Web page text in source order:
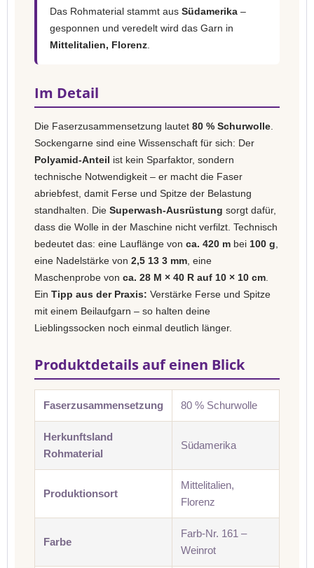
Das Rohmaterial stammt aus Südamerika –
gesponnen und veredelt wird das Garn in
Mittelitalien, Florenz
Im Detail
Die Faserzusammensetzung lautet 80 % Schurwolle
Sockengarne sind eine Wissenschaft für sich: Der
Polyamid-Anteil ist kein Sparfaktor, sondern
technische Notwendigkeit – er macht die Faser
abriebfest, damit Ferse und Spitze der Belastung
standhalten. Die Superwash-Ausrüstung sorgt dafür,
dass die Wolle in der Maschine nicht verfilzt. Technisch
bedeutet das: eine Lauflänge von ca. 420 m bei 100 g
eine Nadelstärke von 2,5 13 3 mm , eine
Maschenprobe von ca. 28 M × 40 R auf 10 × 10 cm
Ein Tipp aus der Praxis: Verstärke Ferse und Spitze
mit einem Beilaufgarn – so halten deine
Lieblingssocken noch einmal deutlich länger.
Produktdetails auf einen Blick
Faserzusammensetzung 80 % Schurwolle
Herkunftsland
Rohmaterial
Südamerika
Produktionsort
Mittelitalien,
Florenz
Farbe
Farb-Nr. 161 –
Weinrot